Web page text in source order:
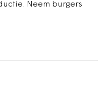
Neem burgers